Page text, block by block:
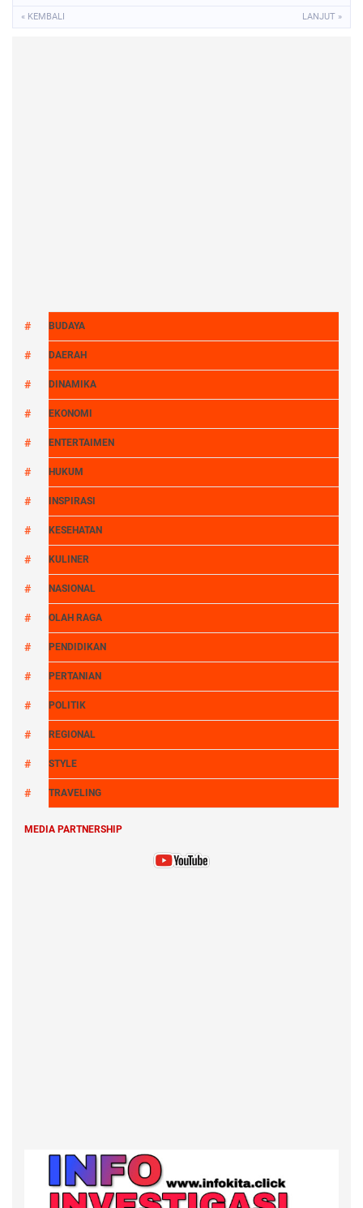
« KEMBALI LANJUT »
BUDAYA
DAERAH
DINAMIKA
EKONOMI
ENTERTAIMEN
HUKUM
INSPIRASI
KESEHATAN
KULINER
NASIONAL
OLAH RAGA
PENDIDIKAN
PERTANIAN
POLITIK
REGIONAL
STYLE
TRAVELING
MEDIA PARTNERSHIP